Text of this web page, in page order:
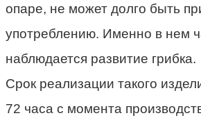
опаре, не может долго быть
употреблению. Именно в нем
наблюдается развитие грибка.
Срок реализации такого
72 часа с момента